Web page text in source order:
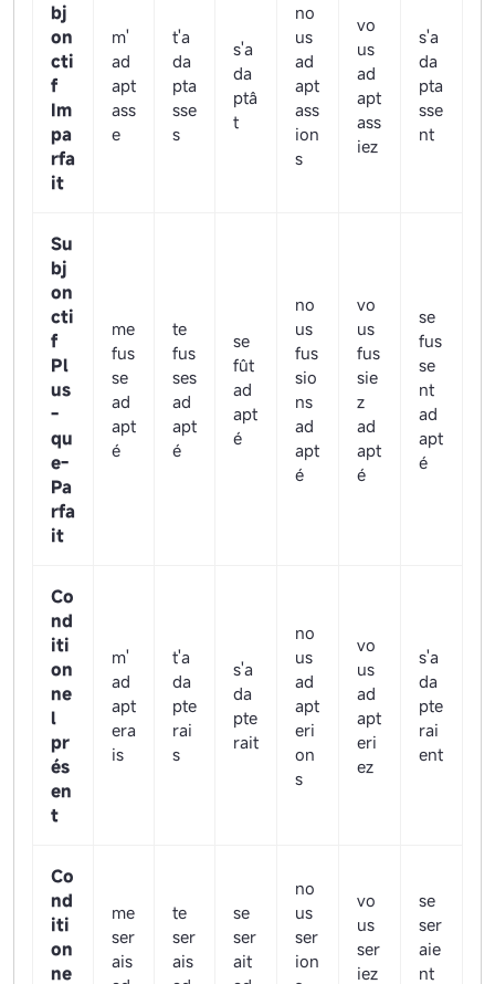
bj
on
cti
f
Im
pa
rfa
it
m'
ad
apt
ass
e
t'a
da
pta
sse
s
s'a
da
ptâ
t
no
us
ad
apt
ass
ion
s
vo
us
ad
apt
ass
iez
s'a
da
pta
sse
nt
Su
bj
on
cti
f
Pl
us
-
qu
e-
Pa
rfa
it
me
fus
se
ad
apt
é
te
fus
ses
ad
apt
é
se
fût
ad
apt
é
no
us
fus
sio
ns
ad
apt
é
vo
us
fus
sie
z
ad
apt
é
se
fus
se
nt
ad
apt
é
Co
nd
iti
on
ne
l
pr
és
en
t
m'
ad
apt
era
is
t'a
da
pte
rai
s
s'a
da
pte
rait
no
us
ad
apt
eri
on
s
vo
us
ad
apt
eri
ez
s'a
da
pte
rai
ent
Co
nd
iti
on
ne
me
ser
ais
te
ser
ais
se
ser
ait
no
us
ser
ion
vo
us
ser
iez
se
ser
aie
nt